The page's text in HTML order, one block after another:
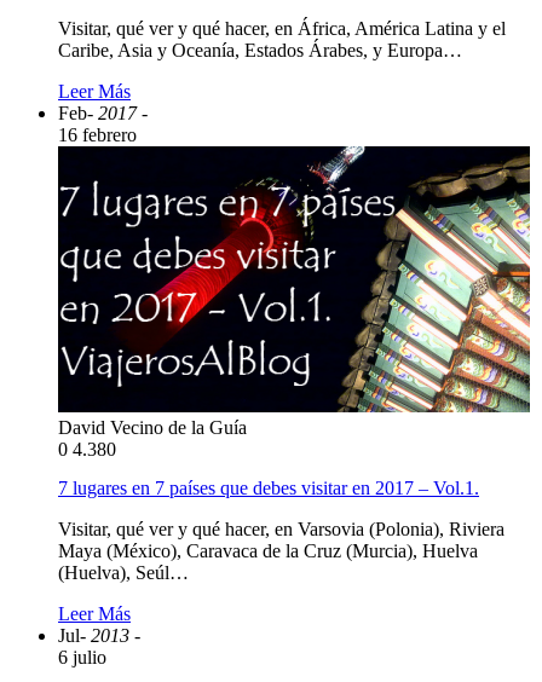
Visitar, qué ver y qué hacer, en África, América Latina y el
Caribe, Asia y Oceanía, Estados Árabes, y Europa…
Leer Más
Feb- 2017 -
16 febrero
David Vecino de la Guía
0 4.380
7 lugares en 7 países que debes visitar en 2017 – Vol.1.
Visitar, qué ver y qué hacer, en Varsovia (Polonia), Riviera
Maya (México), Caravaca de la Cruz (Murcia), Huelva
(Huelva), Seúl…
Leer Más
Jul- 2013 -
6 julio